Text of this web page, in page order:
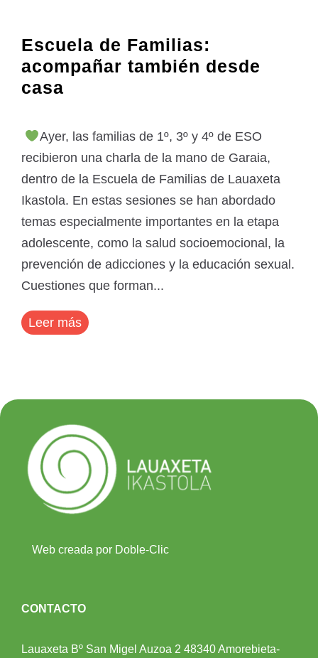
Escuela de Familias:
acompañar también desde
casa
Ayer, las familias de 1º, 3º y 4º de ESO
recibieron una charla de la mano de Garaia,
dentro de la Escuela de Familias de Lauaxeta
Ikastola. En estas sesiones se han abordado
temas especialmente importantes en la etapa
adolescente, como la salud socioemocional, la
prevención de adicciones y la educación sexual.
Cuestiones que forman...
Leer más
Web creada por Doble-Clic
CONTACTO
Lauaxeta Bº San Migel Auzoa 2 48340 Amorebieta-